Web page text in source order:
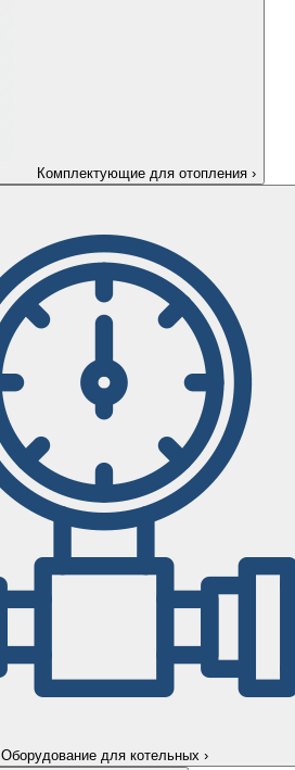
Комплектующие для отопления ›
Оборудование для котельных ›